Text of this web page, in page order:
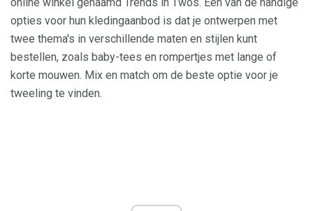
opties voor hun kledingaanbod is dat je ontwerpen met
twee thema's in verschillende maten en stijlen kunt
bestellen, zoals baby-tees en rompertjes met lange of
korte mouwen. Mix en match om de beste optie voor je
tweeling te vinden.